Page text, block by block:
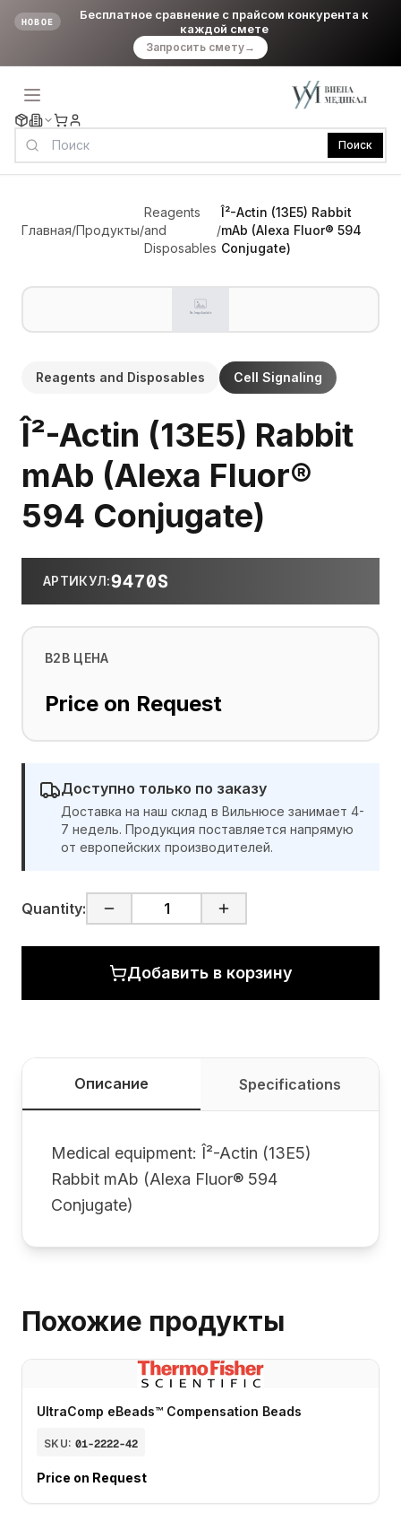
НОВОЕ
Бесплатное сравнение с прайсом конкурента к
каждой смете
Запросить смету→
Поиск
Главная/Продукты/
Reagents
and
Disposables
/
Î²-Actin (13E5) Rabbit
mAb (Alexa Fluor® 594
Conjugate)
Reagents and Disposables Cell Signaling
Î²-Actin (13E5) Rabbit
mAb (Alexa Fluor®
594 Conjugate)
АРТИКУЛ:9470S
B2B ЦЕНА
Price on Request
Доступно только по заказу
Доставка на наш склад в Вильнюсе занимает 4-
7 недель. Продукция поставляется напрямую
от европейских производителей.
Quantity:
Добавить в корзину
Описание Specifications
Medical equipment: Î²-Actin (13E5)
Rabbit mAb (Alexa Fluor® 594
Conjugate)
Похожие продукты
UltraComp eBeads™ Compensation Beads
SKU: 01-2222-42
Price on Request